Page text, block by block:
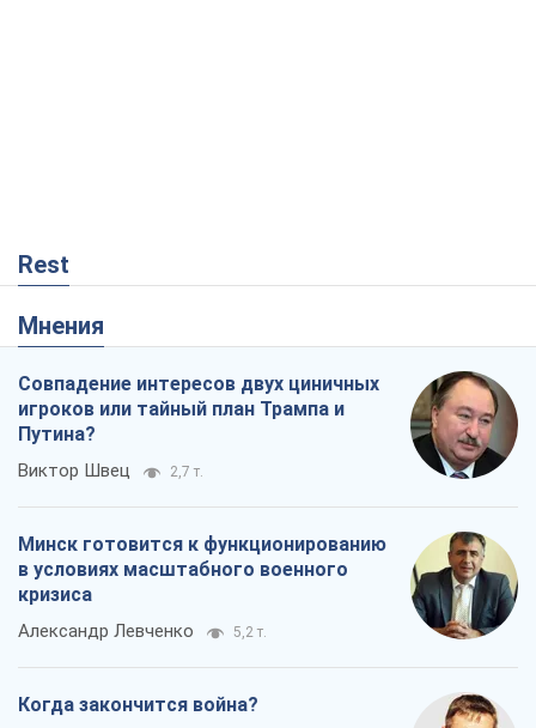
Rest
Мнения
Совпадение интересов двух циничных
игроков или тайный план Трампа и
Путина?
Виктор Швец 2,7 т.
Минск готовится к функционированию
в условиях масштабного военного
кризиса
Александр Левченко 5,2 т.
Когда закончится война?